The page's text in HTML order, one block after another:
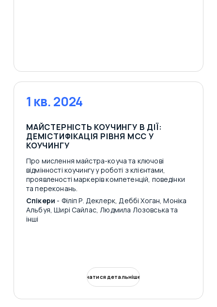
1 кв. 2024
МАЙСТЕРНІСТЬ КОУЧИНГУ В ДІЇ:
ДЕМІСТИФІКАЦІЯ РІВНЯ MCC У
КОУЧИНГУ
Про мислення майстра-коуча та ключові
відмінності коучингу у роботі з клієнтами,
проявленості маркерів компетенцій, поведінки
та переконань.
Спікери - Філіп Р. Деклерк, Деббі Хоган, Моніка
Альбуя, Ширі Сайлас, Людмила Лозовська та
інші
Дізнатися детальніше